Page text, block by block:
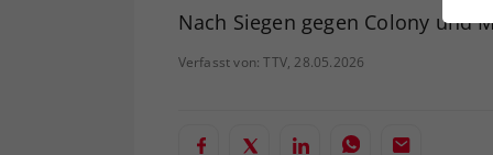
Nach Siegen gegen Colony und
Verfasst von: TTV, 28.05.2026